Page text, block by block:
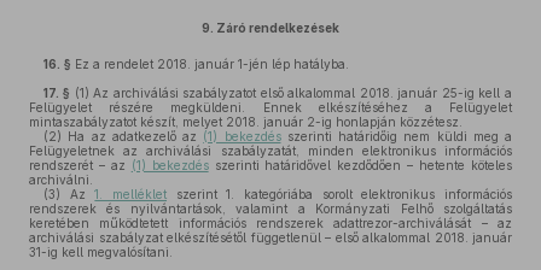
9. Záró rendelkezések
16. § Ez a rendelet 2018. január 1-jén lép hatályba.
17. § (1) Az archiválási szabályzatot első alkalommal 2018. január 25-ig kell a
Felügyelet részére megküldeni. Ennek elkészítéséhez a Felügyelet
mintaszabályzatot készít, melyet 2018. január 2-ig honlapján közzétesz.
(2) Ha az adatkezelő az (1) bekezdésszerinti határidőig nem küldi meg a
Felügyeletnek az archiválási szabályzatát, minden elektronikus információs
rendszerét – az (1) bekezdésszerinti határidővel kezdődően – hetente köteles
archiválni.
(3) Az1. melléklet szerint 1. kategóriába sorolt elektronikus információs
rendszerek és nyilvántartások, valamint a Kormányzati Felhő szolgáltatás
keretében működtetett információs rendszerek adattrezor-archiválását – az
archiválási szabályzat elkészítésétől függetlenül – első alkalommal 2018. január
31-ig kell megvalósítani.